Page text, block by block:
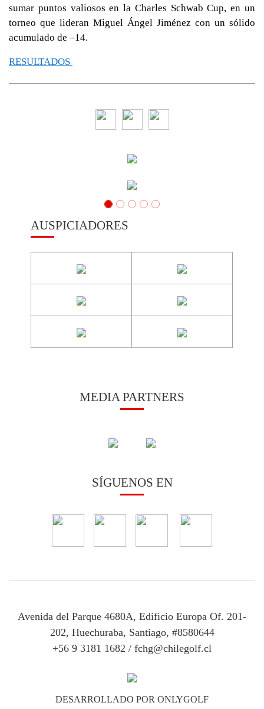
sumar puntos valiosos en la Charles Schwab Cup, en un
torneo que lideran Miguel Ángel Jiménez con un sólido
acumulado de –14.
RESULTADOS
AUSPICIADORES
MEDIA PARTNERS
SÍGUENOS EN
Avenida del Parque 4680A, Edificio Europa Of. 201-
202, Huechuraba, Santiago, #8580644
+56 9 3181 1682 / fchg@chilegolf.cl
DESARROLLADO POR ONLYGOLF